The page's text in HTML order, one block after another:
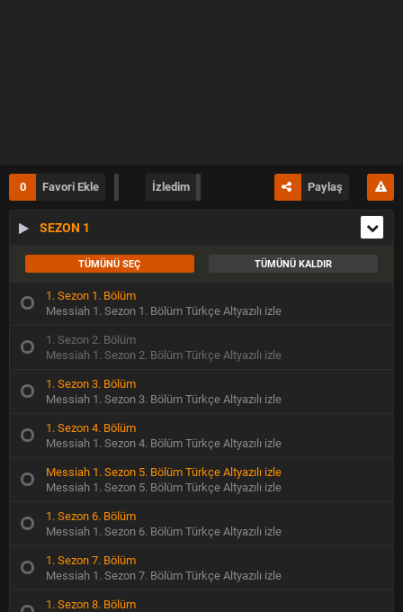
0 Favori Ekle İzledim Paylaş
SEZON 1
TÜMÜNÜ SEÇ TÜMÜNÜ KALDIR
1. Sezon 1. Bölüm
Messiah 1. Sezon 1. Bölüm Türkçe Altyazılı izle
1. Sezon 2. Bölüm
Messiah 1. Sezon 2. Bölüm Türkçe Altyazılı izle
1. Sezon 3. Bölüm
Messiah 1. Sezon 3. Bölüm Türkçe Altyazılı izle
1. Sezon 4. Bölüm
Messiah 1. Sezon 4. Bölüm Türkçe Altyazılı izle
Messiah 1. Sezon 5. Bölüm Türkçe Altyazılı izle
Messiah 1. Sezon 5. Bölüm Türkçe Altyazılı izle
1. Sezon 6. Bölüm
Messiah 1. Sezon 6. Bölüm Türkçe Altyazılı izle
1. Sezon 7. Bölüm
Messiah 1. Sezon 7. Bölüm Türkçe Altyazılı izle
1. Sezon 8. Bölüm